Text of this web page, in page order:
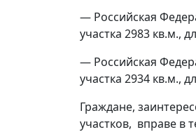
— Российская
участка 2983 кв.м.,
— Российская
участка 2934 кв.м.,
Граждане,
участков, вправе в